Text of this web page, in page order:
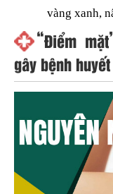
vàng xanh,
“Điểm
gây bệnh